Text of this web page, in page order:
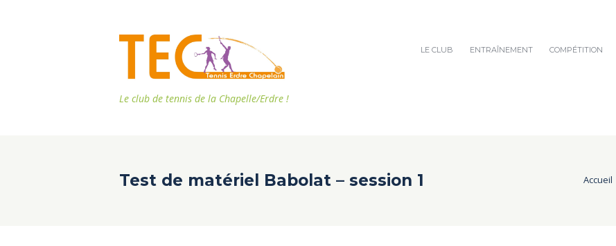
Le club de tennis de la Chapelle/Erdre !
LE CLUB ENTRAÎNEMENT COMPÉTITION
Test de matériel Babolat – session 1 Accueil